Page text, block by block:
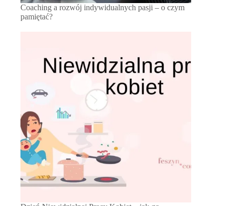
Coaching a rozwój indywidualnych pasji – o czym
pamiętać?